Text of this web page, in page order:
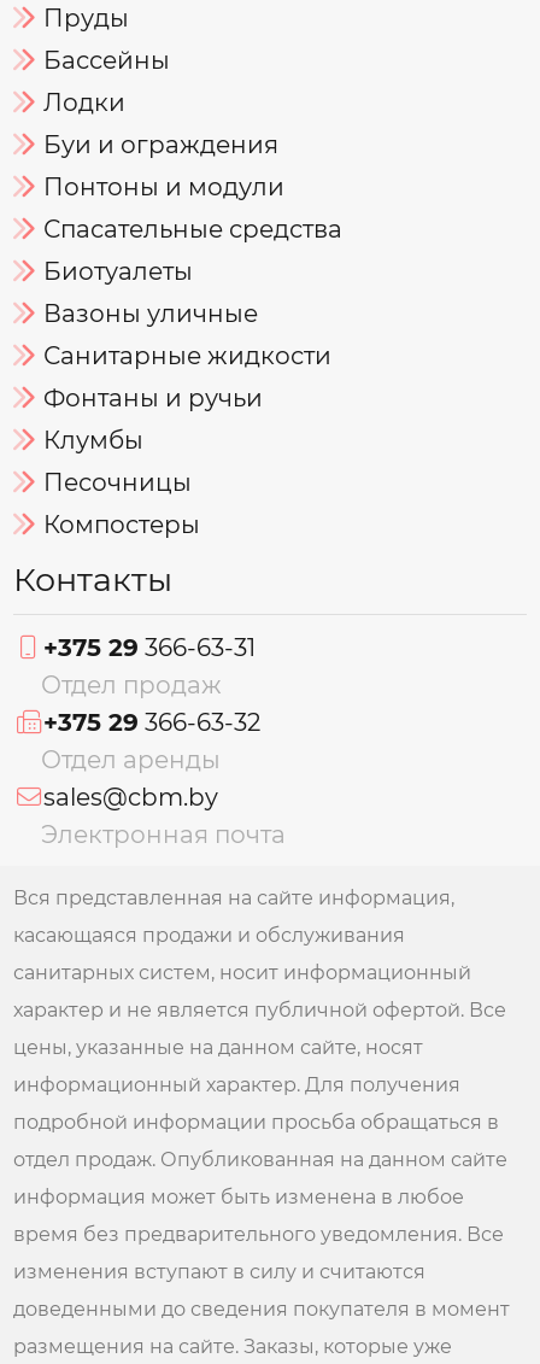
Пруды
Бассейны
Лодки
Буи и ограждения
Понтоны и модули
Спасательные средства
Биотуалеты
Вазоны уличные
Санитарные жидкости
Фонтаны и ручьи
Клумбы
Песочницы
Компостеры
Контакты
+375 29 366-63-31
Отдел продаж
+375 29 366-63-32
Отдел аренды
sales@cbm.by
Электронная почта
Вся представленная на сайте информация,
касающаяся продажи и обслуживания
санитарных систем, носит информационный
характер и не является публичной офертой. Все
цены, указанные на данном сайте, носят
информационный характер. Для получения
подробной информации просьба обращаться в
отдел продаж. Опубликованная на данном сайте
информация может быть изменена в любое
время без предварительного уведомления. Все
изменения вступают в силу и считаются
доведенными до сведения покупателя в момент
размещения на сайте. Заказы, которые уже